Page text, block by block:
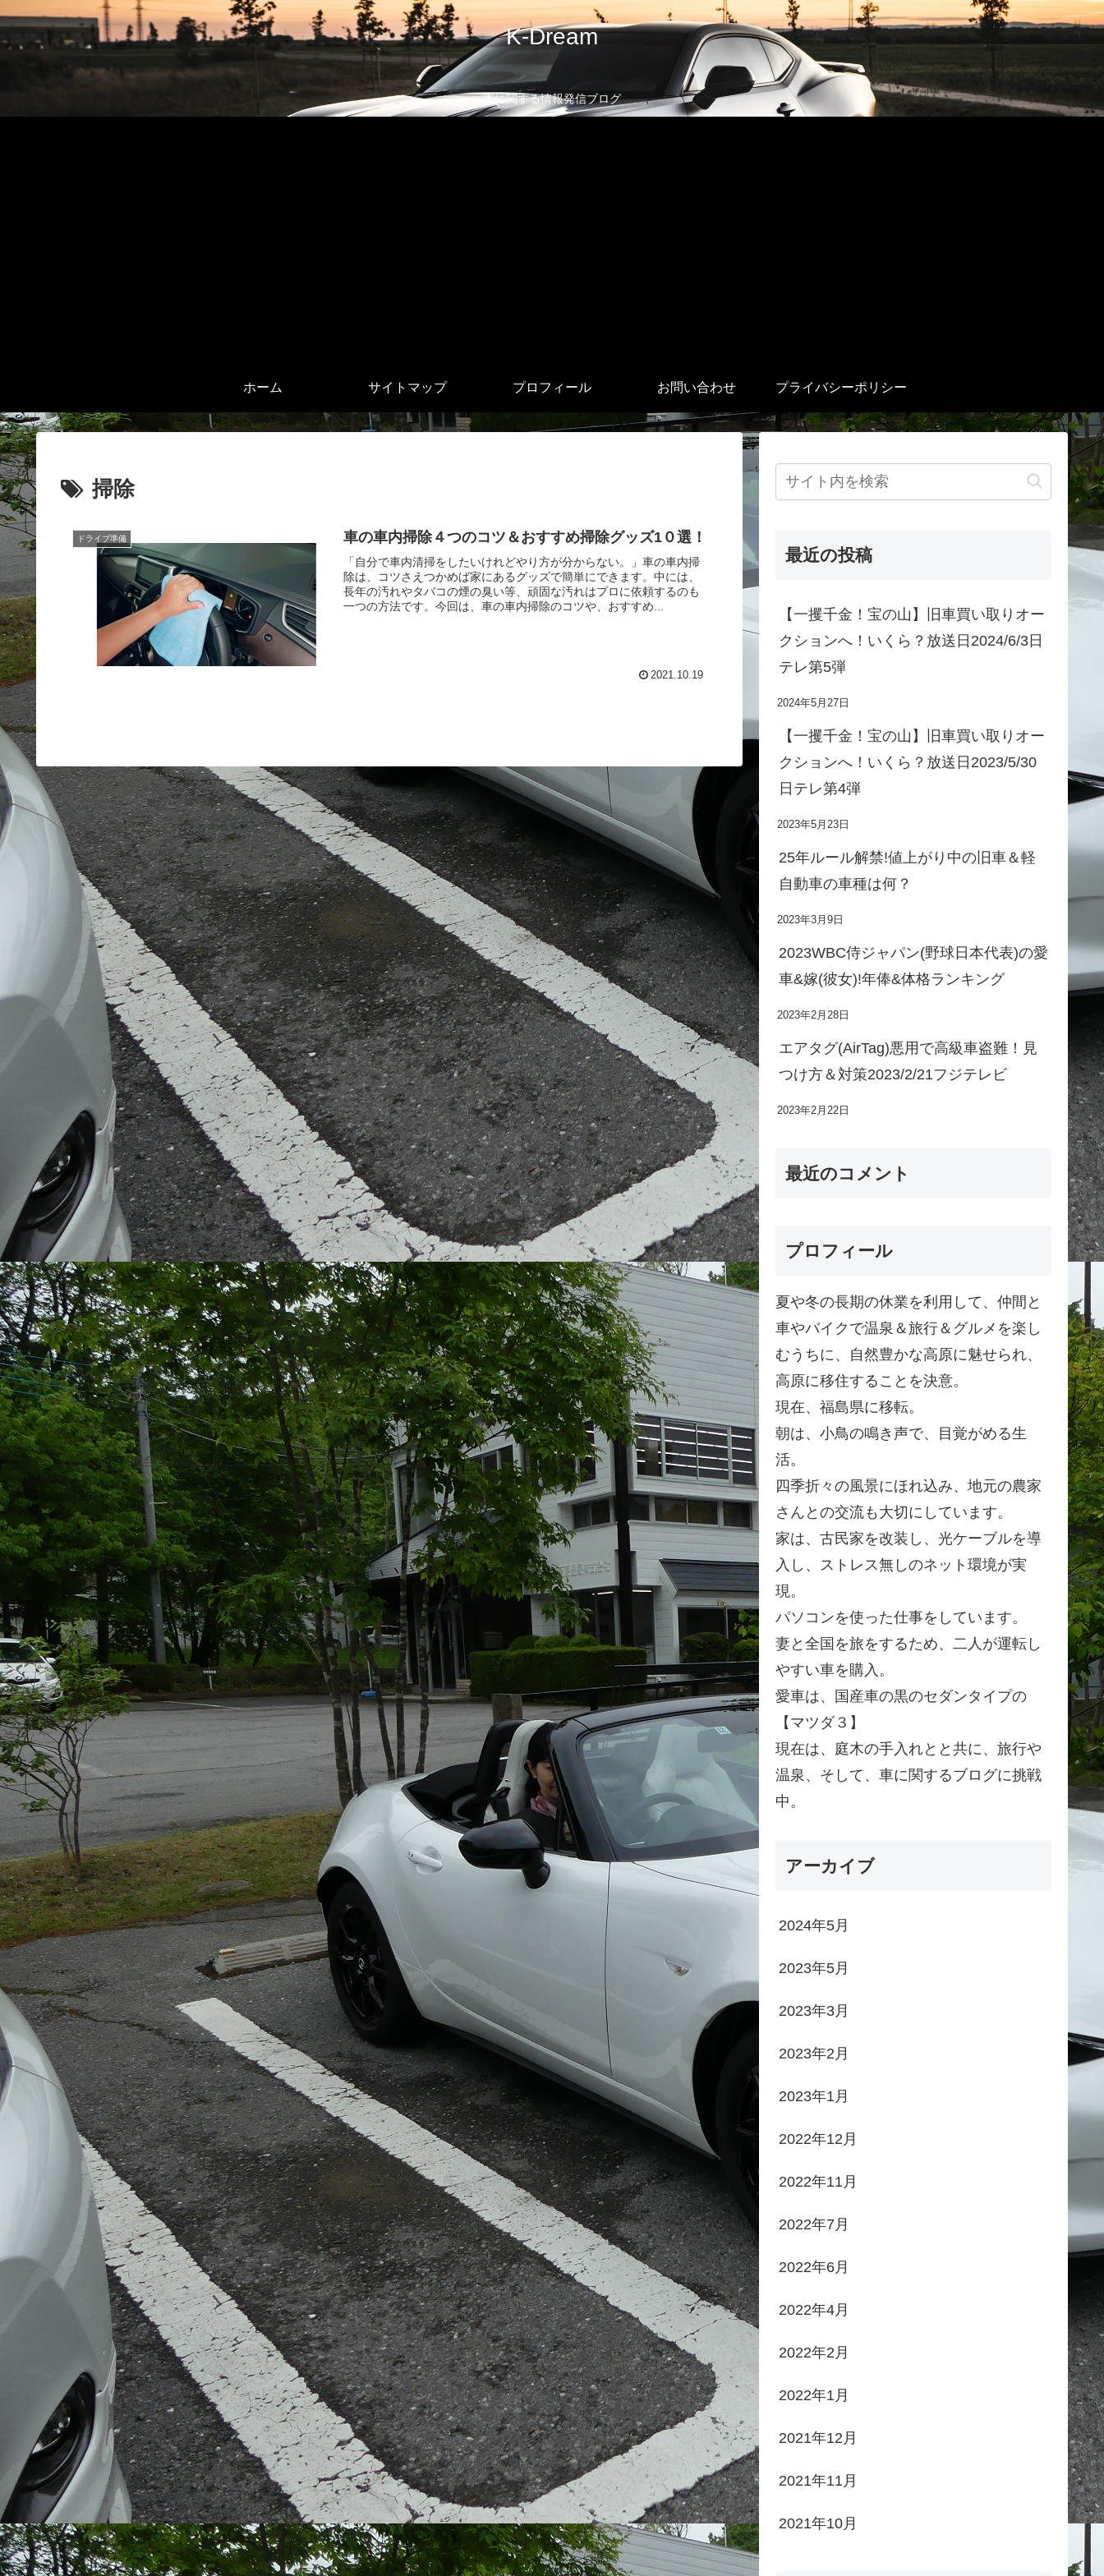
K-Dream
車に関する情報発信ブログ
ホーム サイトマップ プロフィール お問い合わせ プライバシーポリシー
掃除
ドライブ準備 車の車内掃除４つのコツ＆おすすめ掃除グッズ1０選！
「自分で車内清掃をしたいけれどやり方が分からない。」車の車内掃
除は、コツさえつかめば家にあるグッズで簡単にできます。中には、
長年の汚れやタバコの煙の臭い等、頑固な汚れはプロに依頼するのも
一つの方法です。今回は、車の車内掃除のコツや、おすすめ...
2021.10.19
最近の投稿
【一攫千金！宝の山】旧車買い取りオー
クションへ！いくら？放送日2024/6/3日
テレ第5弾
2024年5月27日
【一攫千金！宝の山】旧車買い取りオー
クションへ！いくら？放送日2023/5/30
日テレ第4弾
2023年5月23日
25年ルール解禁!値上がり中の旧車＆軽
自動車の車種は何？
2023年3月9日
2023WBC侍ジャパン(野球日本代表)の愛
車&嫁(彼女)!年俸&体格ランキング
2023年2月28日
エアタグ(AirTag)悪用で高級車盗難！見
つけ方＆対策2023/2/21フジテレビ
2023年2月22日
最近のコメント
プロフィール
夏や冬の長期の休業を利用して、仲間と
車やバイクで温泉＆旅行＆グルメを楽し
むうちに、自然豊かな高原に魅せられ、
高原に移住することを決意。
現在、福島県に移転。
朝は、小鳥の鳴き声で、目覚がめる生
活。
四季折々の風景にほれ込み、地元の農家
さんとの交流も大切にしています。
家は、古民家を改装し、光ケーブルを導
入し、ストレス無しのネット環境が実
現。
パソコンを使った仕事をしています。
妻と全国を旅をするため、二人が運転し
やすい車を購入。
愛車は、国産車の黒のセダンタイプの
【マツダ３】
現在は、庭木の手入れとと共に、旅行や
温泉、そして、車に関するブログに挑戦
中。
アーカイブ
2024年5月
2023年5月
2023年3月
2023年2月
2023年1月
2022年12月
2022年11月
2022年7月
2022年6月
2022年4月
2022年2月
2022年1月
2021年12月
2021年11月
2021年10月